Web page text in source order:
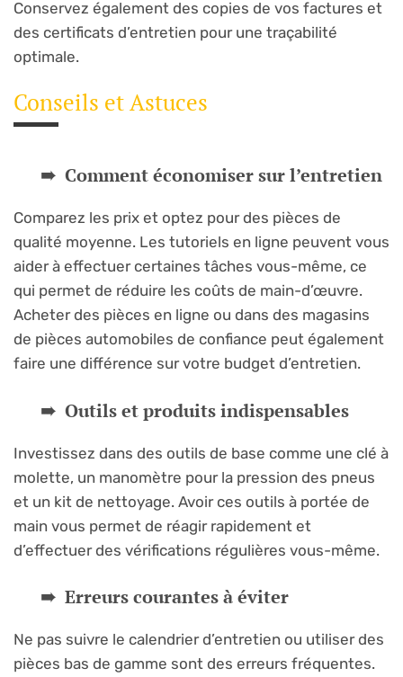
Conservez également des copies de vos factures et
des certificats d’entretien pour une traçabilité
optimale.
Conseils et Astuces
Comment économiser sur l’entretien
Comparez les prix et optez pour des pièces de
qualité moyenne. Les tutoriels en ligne peuvent vous
aider à effectuer certaines tâches vous-même, ce
qui permet de réduire les coûts de main-d’œuvre.
Acheter des pièces en ligne ou dans des magasins
de pièces automobiles de confiance peut également
faire une différence sur votre budget d’entretien.
Outils et produits indispensables
Investissez dans des outils de base comme une clé à
molette, un manomètre pour la pression des pneus
et un kit de nettoyage. Avoir ces outils à portée de
main vous permet de réagir rapidement et
d’effectuer des vérifications régulières vous-même.
Erreurs courantes à éviter
Ne pas suivre le calendrier d’entretien ou utiliser des
pièces bas de gamme sont des erreurs fréquentes.